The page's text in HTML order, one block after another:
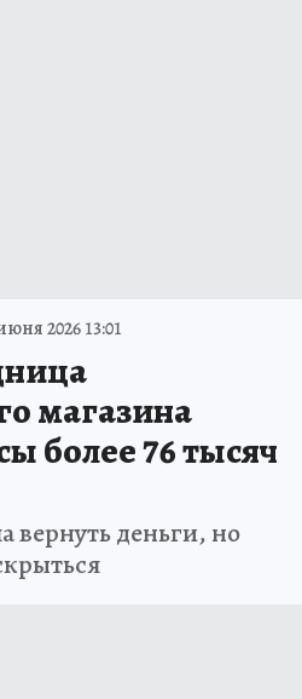
2026 13:01
магазина
более 76 тысяч
вернуть деньги, но